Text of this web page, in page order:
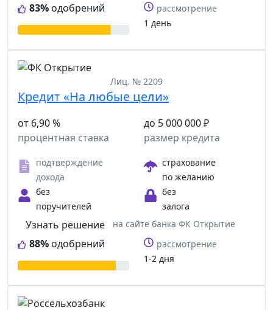
83% одобрений
рассмотрение
1 день
Лиц. № 2209
Кредит «На любые цели»
от 6,90 %
процентная ставка
до 5 000 000 ₽
размер кредита
подтверждение
дохода
страхование
по желанию
без
поручителей
без
залога
88% одобрений
Узнать решение
на сайте банка ФК Открытие
рассмотрение
1-2 дня